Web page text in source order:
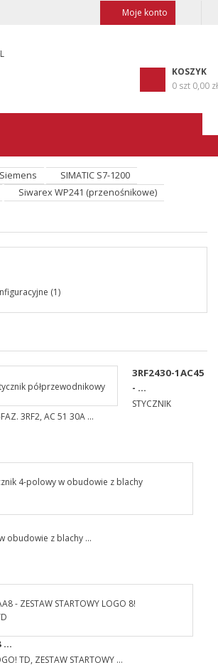
Moje konto
KOSZYK
0 szt 0,00 zł
Siemens
SIMATIC S7-1200
Siwarex WP241 (przenośnikowe)
(1)
3RF2430-1AC45
- ...
STYCZNIK
3RF2, AC 51 30A ...
obudowie z blachy ...
...
TD, ZESTAW STARTOWY ...